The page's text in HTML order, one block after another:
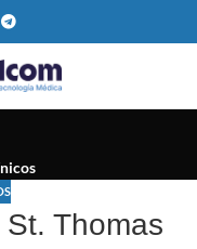
Thomas